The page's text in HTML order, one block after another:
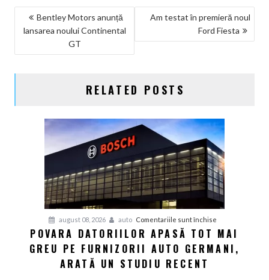
NAVIGARE
ÎN
ARTICOLE
Bentley Motors anunță
lansarea noului Continental
GT
Am testat în premieră noul
Ford Fiesta
RELATED POSTS
august 08, 2026 auto Comentariile sunt închise
Povara
datoriilor
POVARA DATORIILOR APASĂ TOT MAI
GREU PE FURNIZORII AUTO GERMANI,
ARATĂ UN STUDIU RECENT